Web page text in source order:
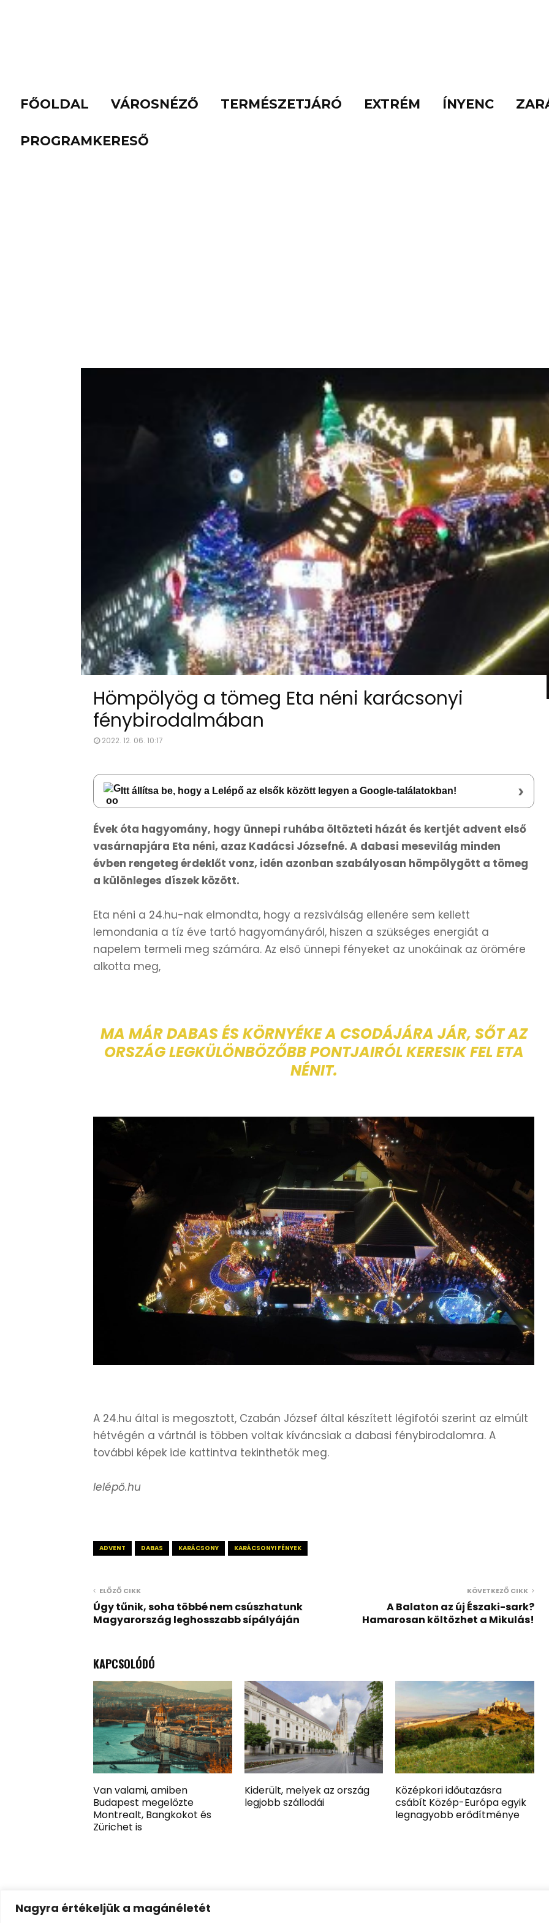
Nagyra értékeljük a magánéletét
FŐOLDAL VÁROSNÉZŐ TERMÉSZETJÁRÓ EXTRÉM ÍNYENC
PROGRAMKERESŐ
Hömpölyög a tömeg Eta néni karácsonyi
fénybirodalmában
2022. 12. 06. 10:17
Itt állítsa be, hogy a Lelépő az elsők között legyen a Google-találatokban! ›
Évek óta hagyomány, hogy ünnepi ruhába öltözteti házát és kertjét advent első
vasárnapjára Eta néni, azaz Kadácsi Józsefné. A dabasi mesevilág minden
évben rengeteg érdeklőt vonz, idén azonban szabályosan hömpölygött a tömeg
a különleges díszek között.
Eta néni a 24.hu-nak elmondta, hogy a rezsiválság ellenére sem kellett
lemondania a tíz éve tartó hagyományáról, hiszen a szükséges energiát a
napelem termeli meg számára. Az első ünnepi fényeket az unokáinak az örömére
alkotta meg,
MA MÁR DABAS ÉS KÖRNYÉKE A CSODÁJÁRA JÁR, SŐT AZ
ORSZÁG LEGKÜLÖNBÖZŐBB PONTJAIRÓL KERESIK FEL ETA
NÉNIT.
A 24.hu által is megosztott, Czabán József által készített légifotói szerint az elmúlt
hétvégén a vártnál is többen voltak kíváncsiak a dabasi fénybirodalomra. A
további képek ide kattintva tekinthetők meg.
lelépő.hu
ADVENT DABAS KARÁCSONY KARÁCSONYI FÉNYEK
ELŐZŐ CIKK
Úgy tűnik, soha többé nem csúszhatunk
Magyarország leghosszabb sípályáján
KÖVETKEZŐ CIKK
A Balaton az új Északi-sark?
Hamarosan költözhet a Mikulás!
KAPCSOLÓDÓ
Van valami, amiben
Budapest megelőzte
Montrealt, Bangkokot és
Zürichet is
Kiderült, melyek az ország
legjobb szállodái
Középkori időutazásra
csábít Közép-Európa egyik
legnagyobb erődítménye